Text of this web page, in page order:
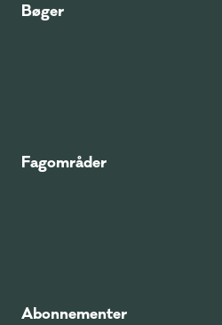
Bøger
Fagområder
Abonnementer